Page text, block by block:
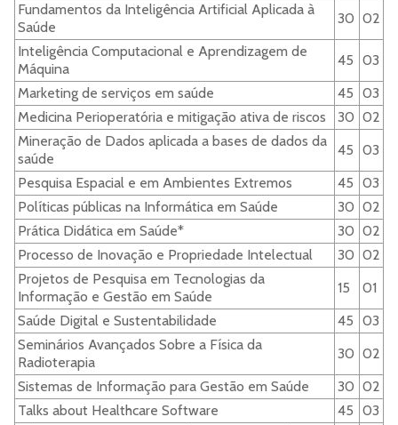
Fundamentos da Inteligência Artificial Aplicada à
Saúde
30 02
Inteligência Computacional e Aprendizagem de
Máquina
45 03
Marketing de serviços em saúde
45 03
Medicina Perioperatória e mitigação ativa de riscos
30 02
Mineração de Dados aplicada a bases de dados da
saúde
45 03
Pesquisa Espacial e em Ambientes Extremos
45 03
Políticas públicas na Informática em Saúde
30 02
Prática Didática em Saúde*
30 02
Processo de Inovação e Propriedade Intelectual
30 02
Projetos de Pesquisa em Tecnologias da
Informação e Gestão em Saúde
15
01
Saúde Digital e Sustentabilidade
45 03
Seminários Avançados Sobre a Física da
Radioterapia
30 02
Sistemas de Informação para Gestão em Saúde
30 02
Talks about Healthcare Software
45 03